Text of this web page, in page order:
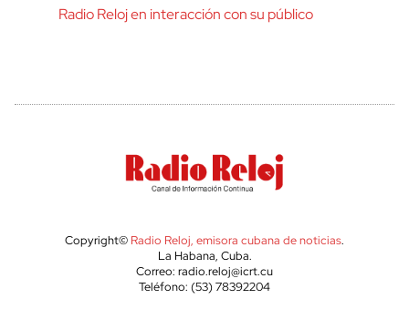
Radio Reloj en interacción con su público
Copyright© Radio Reloj, emisora cubana de noticias.
La Habana, Cuba.
Correo: radio.reloj@icrt.cu
Teléfono: (53) 78392204